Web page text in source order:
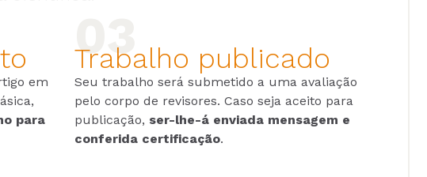
em
para
Trabalho publicado
Seu trabalho será submetido a uma avaliação
pelo corpo de revisores. Caso seja aceito para
publicação, ser-lhe-á enviada mensagem e
conferida certificação.